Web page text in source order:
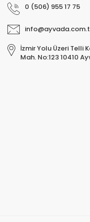
0 (506) 955 17 75
İzmir Yolu Üzeri Telli
Mah. No:123 10410